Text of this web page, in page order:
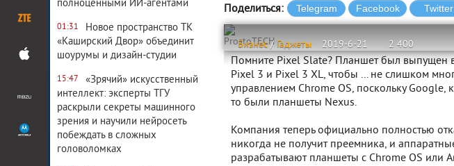
полноценными ИИ-агентами
01:31
Новое пространство ТК
«Каширский Двор» объединит
шоурумы и дизайн-студии
15:47
«Зрячий» искусственный
интеллект: эксперты ТГУ
раскрыли секреты машинного
зрения и научили нейросеть
побеждать в сложных
головоломках
Поделиться:
Бизнес/ Гаджеты 2019-6-21 2 400
ProstoTECH
Помните Pixel Slate? Планшет был выпущен
Pixel 3 и Pixel 3 XL, чтобы ... не слишком
управлением Chrome OS, поскольку Google,
то были планшеты Nexus.
Компания теперь официально полностью
никогда не получит преемника, и
разрабатывают планшеты с Chrome OS или